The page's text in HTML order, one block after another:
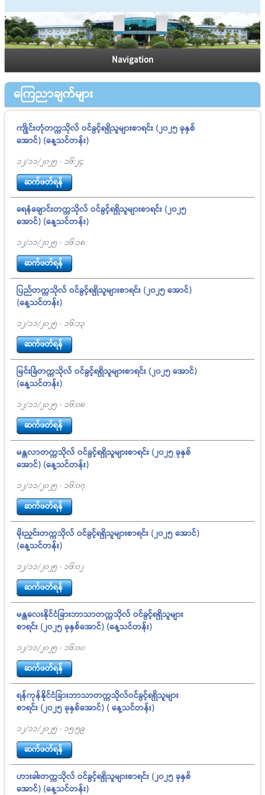
Navigation
ကြေညာချက်များ
ကျိုင်းတုံတက္ကသိုလ် ဝင်ခွင့်ရရှိသူများစာရင်း (၂၀၂၅ ခုနှစ်
အောင်) (နေ့သင်တန်း)
12/11/2025 - 16:24
ဆက်ဖတ်ရန်
ရေနံချောင်းတက္ကသိုလ် ဝင်ခွင့်ရရှိသူများစာရင်း (၂၀၂၅
အောင်) (နေ့သင်တန်း)
12/11/2025 - 16:18
ဆက်ဖတ်ရန်
ပြည်တက္ကသိုလ် ဝင်ခွင့်ရရှိသူများစာရင်း (၂၀၂၅ အောင်)
(နေ့သင်တန်း)
12/11/2025 - 16:13
ဆက်ဖတ်ရန်
မြင်းခြံတက္ကသိုလ် ဝင်ခွင့်ရရှိသူများစာရင်း (၂၀၂၅ အောင်)
(နေ့သင်တန်း)
12/11/2025 - 16:08
ဆက်ဖတ်ရန်
မန္တလာတက္ကသိုလ် ဝင်ခွင့်ရရှိသူများစာရင်း (၂၀၂၅ ခုနှစ်
အောင်) (နေ့သင်တန်း)
12/11/2025 - 16:07
ဆက်ဖတ်ရန်
မိုးညှင်းတက္ကသိုလ် ဝင်ခွင့်ရရှိသူများစာရင်း (၂၀၂၅ အောင်)
(နေ့သင်တန်း)
12/11/2025 - 16:02
ဆက်ဖတ်ရန်
မန္တလေးနိုင်ငံခြားဘာသာတက္ကသိုလ် ဝင်ခွင့်ရရှိသူများ
စာရင်း (၂၀၂၅ ခုနှစ်အောင်) (နေ့သင်တန်း)
12/11/2025 - 16:00
ဆက်ဖတ်ရန်
ရန်ကုန်နိုင်ငံခြားဘာသာတက္ကသိုလ်ဝင်ခွင့်ရရှိသူများ
စာရင်း (၂၀၂၅ ခုနှစ်အောင်) ( နေ့သင်တန်း)
12/11/2025 - 15:59
ဆက်ဖတ်ရန်
ဟားခါးတက္ကသိုလ် ဝင်ခွင့်ရရှိသူများစာရင်း (၂၀၂၅ ခုနှစ်
အောင်) (နေ့သင်တန်း)